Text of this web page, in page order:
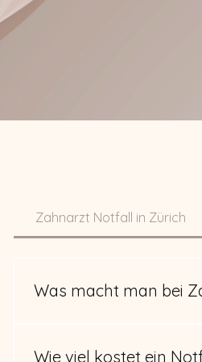
Zahnarzt Notfall in Zürich
Was macht man bei
Zahnarzt Notfall in Zürich
Wie viel kostet ein